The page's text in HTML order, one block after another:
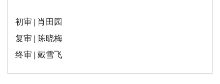
初审 | 肖田园
复审 | 陈晓梅
终审 | 戴雪飞